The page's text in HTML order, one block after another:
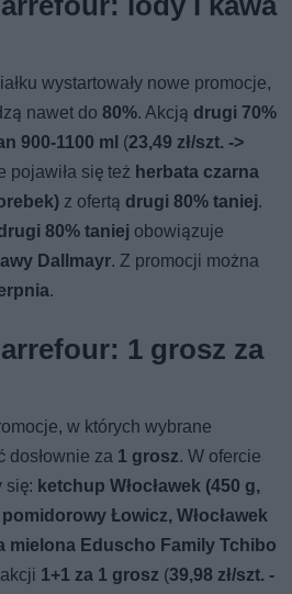
wystartowały nowe promocje,
nawet do80%. Akcją drugi 70%
900-1100 ml (23,49 zł/szt. ->
pojawiła się też herbata czarna
z ofertą drugi 80% taniej.
80% taniej obowiązuje
Dallmayr. Z promocji można
.
1 grosz za
w których wybrane
dosłownie za 1 grosz. W ofercie
się: ketchup Włocławek (450 g,
Łowicz, Włocławek
mielona Eduscho Family Tchibo
1+1 za 1 grosz (39,98 zł/szt. -